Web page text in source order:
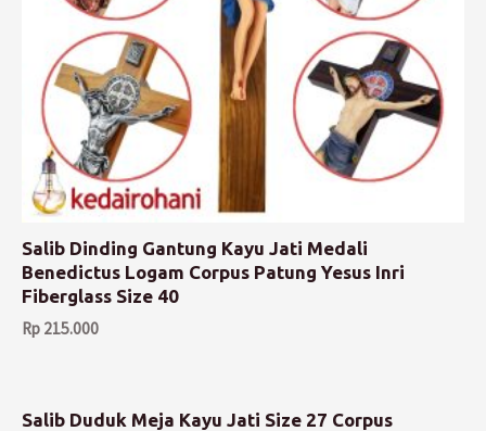
Salib Dinding Gantung Kayu Jati Medali
Benedictus Logam Corpus Patung Yesus Inri
Fiberglass Size 40
Rp 215.000
Salib Duduk Meja Kayu Jati Size 27 Corpus